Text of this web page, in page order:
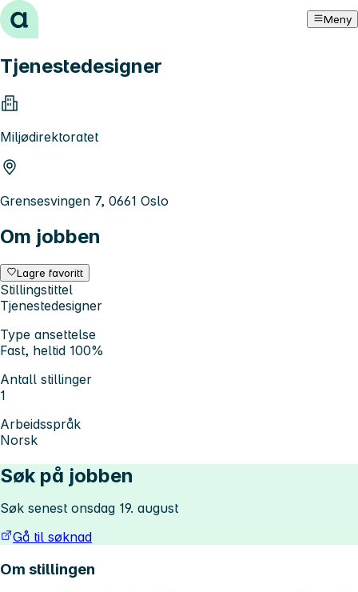
Hopp til innhold Meny
Tjenestedesigner
Miljødirektoratet
Grensesvingen 7, 0661 Oslo
Om jobben
Lagre favoritt
Stillingstittel
Tjenestedesigner
Type ansettelse
Fast, heltid 100%
Antall stillinger
1
Arbeidsspråk
Norsk
Søk på jobben
Søk senest onsdag 19. august
Gå til søknad
Om stillingen